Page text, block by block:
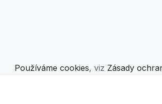
Používáme cookies, viz Zásady